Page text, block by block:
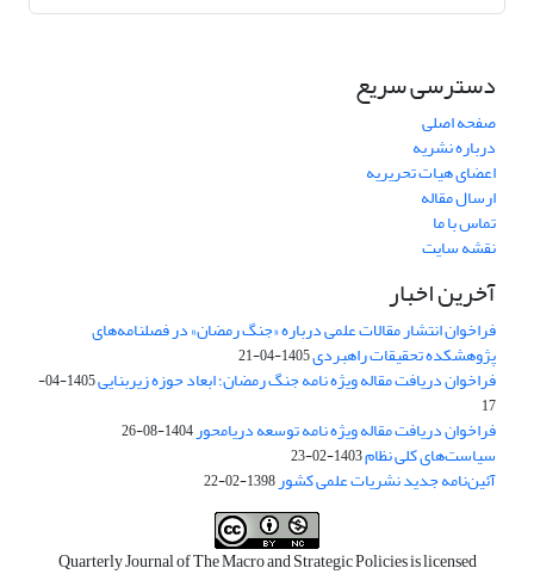
دسترسی سریع
صفحه اصلی
درباره نشریه
اعضای هیات تحریریه
ارسال مقاله
تماس با ما
نقشه سایت
آخرین اخبار
فراخوان انتشار مقالات علمی درباره «جنگ رمضان» در فصلنامه‌های
پژوهشکده تحقیقات راهبردی1405-04-21
فراخوان دریافت مقاله ویژه نامه جنگ رمضان؛ ابعاد حوزه زیربنایی
1405-04-
17
فراخوان دریافت مقاله ویژه نامه توسعه دریامحور1404-08-26
سیاست‌های کلی نظام1403-02-23
آئین‌نامه جدید نشریات علمی کشور1398-02-22
Quarterly Journal of The Macro and Strategic Policies is licensed